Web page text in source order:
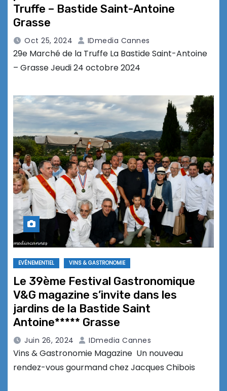
Truffe – Bastide Saint-Antoine
Grasse
Oct 25, 2024 IDmedia Cannes
29e Marché de la Truffe La Bastide Saint-Antoine
– Grasse Jeudi 24 octobre 2024
EVÉNEMENTIEL VINS & GASTRONOMIE
Le 39ème Festival Gastronomique
V&G magazine s’invite dans les
jardins de la Bastide Saint
Antoine***** Grasse
Juin 26, 2024 IDmedia Cannes
Vins & Gastronomie Magazine Un nouveau
rendez-vous gourmand chez Jacques Chibois